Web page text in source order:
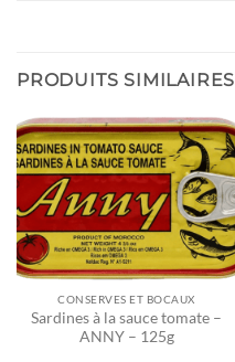
PRODUITS SIMILAIRES
CONSERVES ET BOCAUX
Sardines à la sauce tomate –
ANNY – 125g